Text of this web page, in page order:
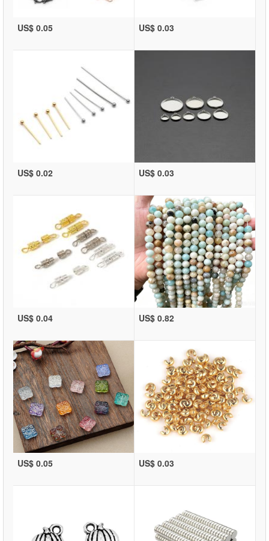
US$ 0.05 US$ 0.03
US$ 0.02 US$ 0.03
US$ 0.04 US$ 0.82
US$ 0.05 US$ 0.03